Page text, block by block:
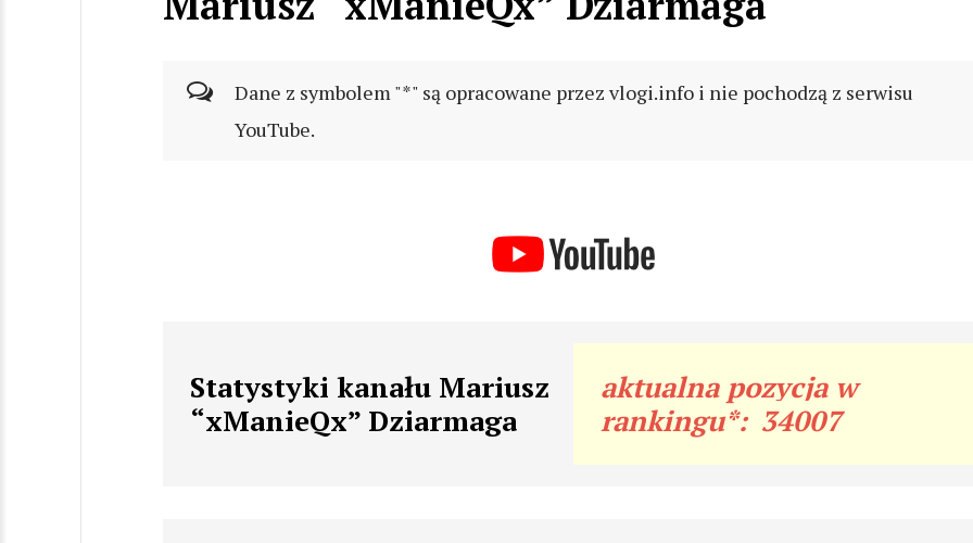
Dane z symbolem "*" są opracowane przez vlogi.info i nie pochodzą z serwisu
YouTube.
Statystyki kanału Mariusz
“xManieQx” Dziarmaga
aktualna pozycja w
rankingu*: 34007